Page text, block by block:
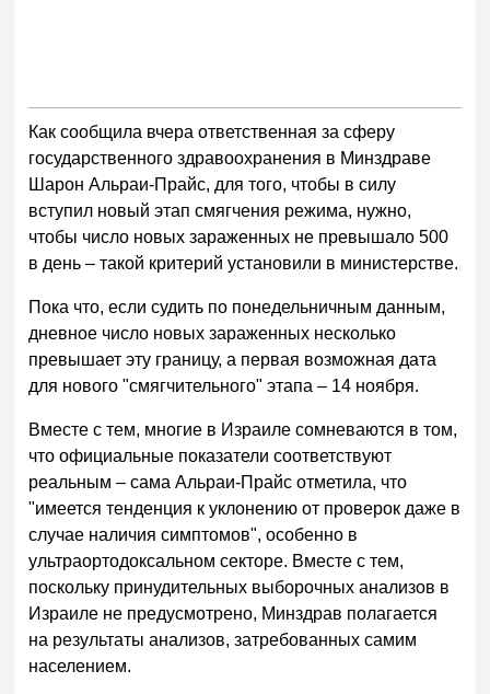
Как сообщила вчера ответственная за сферу
государственного здравоохранения в Минздраве
Шарон Альраи-Прайс, для того, чтобы в силу
вступил новый этап смягчения режима, нужно,
чтобы число новых зараженных не превышало 500
в день – такой критерий установили в министерстве.
Пока что, если судить по понедельничным данным,
дневное число новых зараженных несколько
превышает эту границу, а первая возможная дата
для нового "смягчительного" этапа – 14 ноября.
Вместе с тем, многие в Израиле сомневаются в том,
что официальные показатели соответствуют
реальным – сама Альраи-Прайс отметила, что
"имеется тенденция к уклонению от проверок даже в
случае наличия симптомов", особенно в
ультраортодоксальном секторе. Вместе с тем,
поскольку принудительных выборочных анализов в
Израиле не предусмотрено, Минздрав полагается
на результаты анализов, затребованных самим
населением.